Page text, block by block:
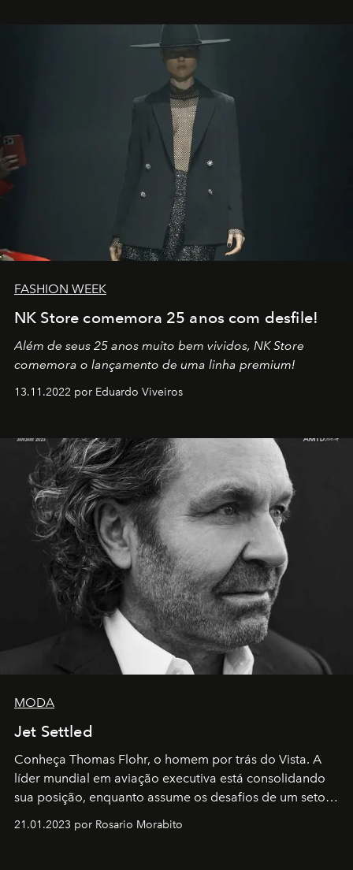
por propósitos, com um claro senso de missão na vida e
FASHION WEEK
NK Store comemora 25 anos com desfile!
Além de seus 25 anos muito bem vividos, NK Store
comemora o lançamento de uma linha premium!
13.11.2022 por Eduardo Viveiros
MODA
Jet Settled
Conheça Thomas Flohr, o homem por trás do Vista. A
líder mundial em aviação executiva está consolidando
sua posição, enquanto assume os desafios de um setor
em rápida evolução e redefinindo o conceito de luxo
21.01.2023 por Rosario Morabito